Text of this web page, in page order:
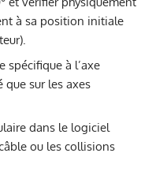
à sa position initiale
spécifique à l’axe
sur les axes
dans le logiciel
ou les collisions